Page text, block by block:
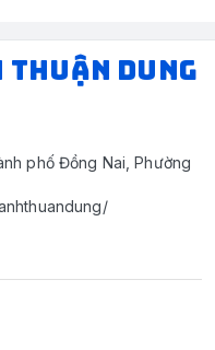
DUNG
phố Đồng Nai, Phường